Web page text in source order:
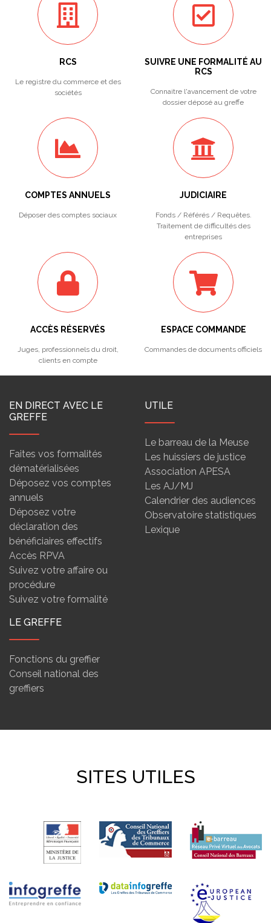
RCS
Le registre du commerce et des
sociétés
SUIVRE UNE FORMALITÉ AU
RCS
Connaitre l'avancement de votre
dossier déposé au greffe
COMPTES ANNUELS
Déposer des comptes sociaux
JUDICIAIRE
Fonds / Référés / Requêtes.
Traitement de difficultés des
entreprises
ACCÈS RÉSERVÉS
Juges, professionnels du droit,
clients en compte
ESPACE COMMANDE
Commandes de documents officiels
EN DIRECT AVEC LE
GREFFE
Faites vos formalités
dématérialisées
Déposez vos comptes
annuels
Déposez votre
déclaration des
bénéficiaires effectifs
Accès RPVA
Suivez votre affaire ou
procédure
Suivez votre formalité
UTILE
Le barreau de la Meuse
Les huissiers de justice
Association APESA
Les AJ/MJ
Calendrier des audiences
Observatoire statistiques
Lexique
LE GREFFE
Fonctions du greffier
Conseil national des
greffiers
SITES UTILES